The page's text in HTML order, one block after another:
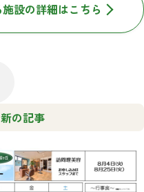
設の詳細はこちら
の記事